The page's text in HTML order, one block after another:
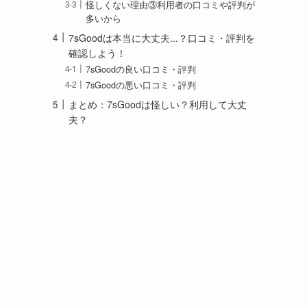
怪しくない理由③利用者の口コミや評判が
多いから
7sGoodは本当に大丈夫...？口コミ・評判を
確認しよう！
7sGoodの良い口コミ・評判
7sGoodの悪い口コミ・評判
まとめ：7sGoodは怪しい？利用して大丈
夫？